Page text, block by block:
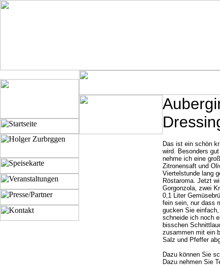
Das ist ein schön
wird. Besonders
nehme ich eine
Zitronensaft und
Viertelstunde lang
Röstaroma. Jetzt
Gorgonzola, zwei
0,1 Liter
fein sein, nur dass
gucken Sie
schneide ich noch
bisschen
zusammen mit ein
Salz und Pfeffer
Dazu können Sie
Dazu nehmen Sie